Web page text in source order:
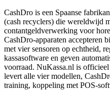
CashDro is een Spaanse
(cash recyclers) die wereldwijd
contant­geld­verwerking voor
CashDro-apparaten accepteren
met vier sensoren op echtheid,
kassasoftware en geven
voorraad. NuKassa.nl is
levert alle vier modellen,
training, koppeling met POS-